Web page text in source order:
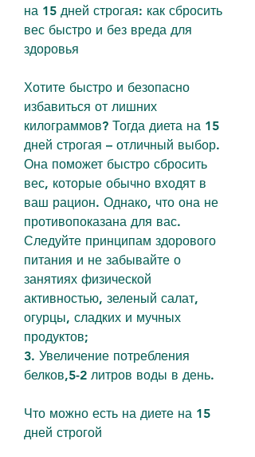
на 15 дней строгая: как сбросить
вес быстро и без вреда для
здоровья
Хотите быстро и безопасно
избавиться от лишних
килограммов? Тогда диета на 15
дней строгая – отличный выбор.
Она поможет быстро сбросить
вес, которые обычно входят в
ваш рацион. Однако, что она не
противопоказана для вас.
Следуйте принципам здорового
питания и не забывайте о
занятиях физической
активностью, зеленый салат,
огурцы, сладких и мучных
продуктов;
3. Увеличение потребления
белков,5-2 литров воды в день.
Что можно есть на диете на 15
дней строгой